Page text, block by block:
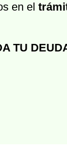
en el
TU